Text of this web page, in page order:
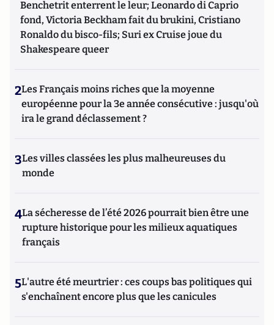
Benchetrit enterrent le leur; Leonardo di Caprio
fond, Victoria Beckham fait du brukini, Cristiano
Ronaldo du bisco-fils; Suri ex Cruise joue du
Shakespeare queer
2Les Français moins riches que la moyenne
européenne pour la 3e année consécutive : jusqu'où
ira le grand déclassement ?
3Les villes classées les plus malheureuses du
monde
4La sécheresse de l’été 2026 pourrait bien être une
rupture historique pour les milieux aquatiques
français
5L'autre été meurtrier : ces coups bas politiques qui
s'enchaînent encore plus que les canicules